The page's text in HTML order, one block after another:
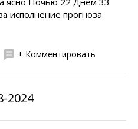
исполнение прогноза
+ Комментировать
2024